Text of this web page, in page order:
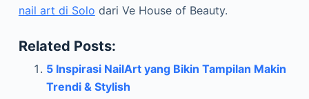
nail art di Solo dari Ve House of Beauty.
Related Posts:
5 Inspirasi NailArt yang Bikin Tampilan Makin
Trendi & Stylish